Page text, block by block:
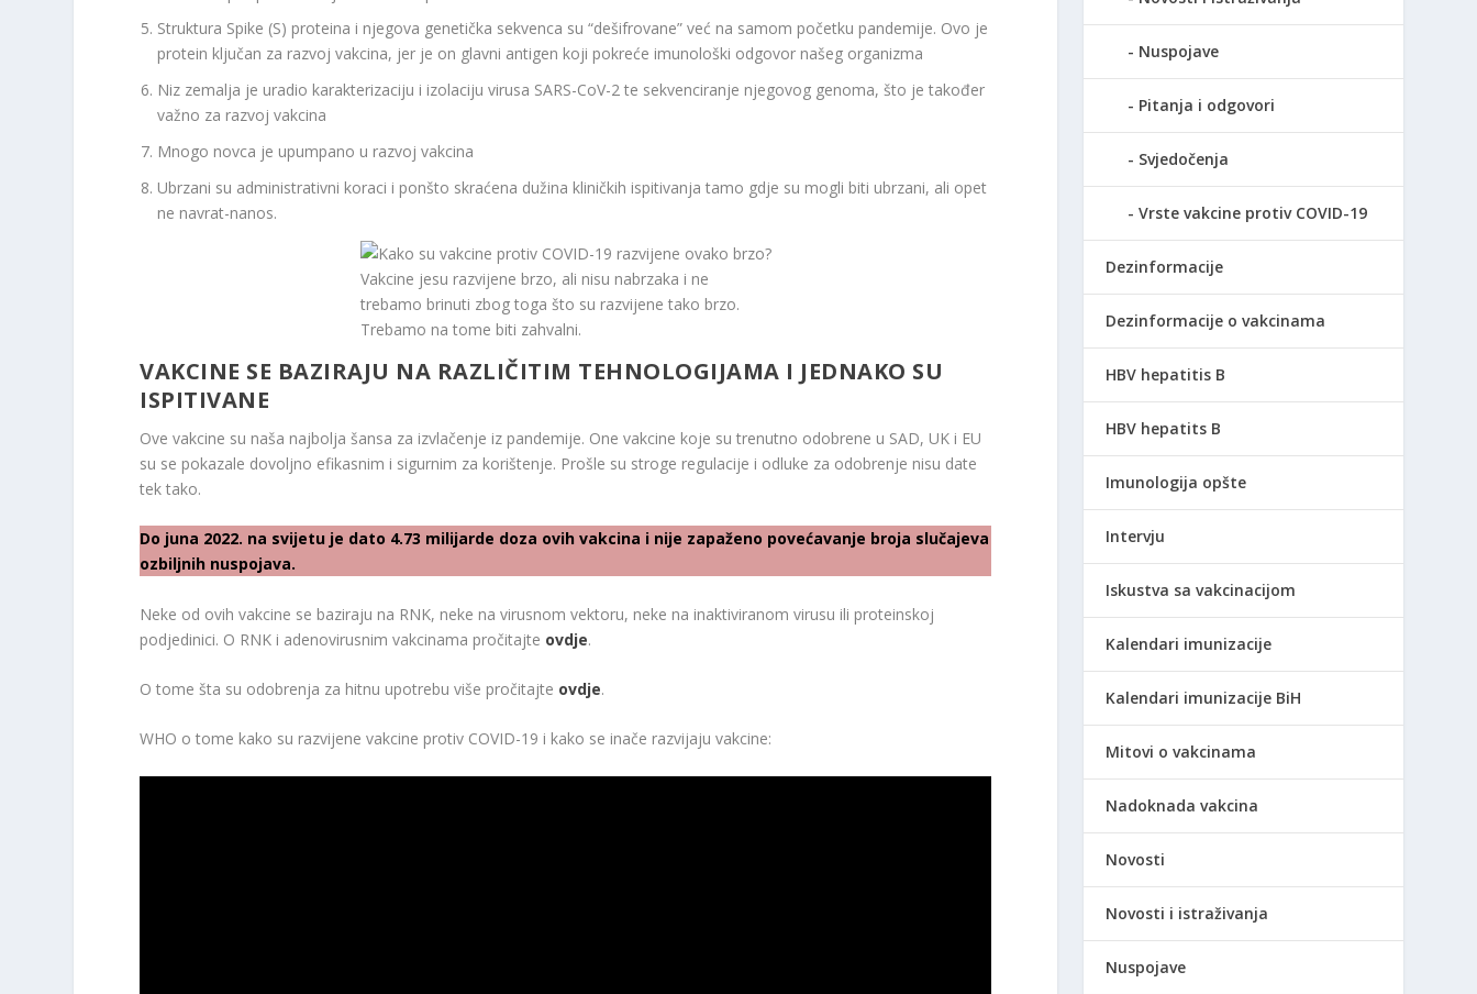
Struktura Spike (S) proteina i njegova genetička sekvenca su “dešifrovane” već na samom početku pandemije. Ovo je
protein ključan za razvoj vakcina, jer je on glavni antigen koji pokreće imunološki odgovor našeg organizma
Niz zemalja je uradio karakterizaciju i izolaciju virusa SARS-CoV-2 te sekvenciranje njegovog genoma, što je također
važno za razvoj vakcina
Mnogo novca je upumpano u razvoj vakcina
Ubrzani su administrativni koraci i ponšto skraćena dužina kliničkih ispitivanja tamo gdje su mogli biti ubrzani, ali opet
ne navrat-nanos.
Vakcine jesu razvijene brzo, ali nisu nabrzaka i ne
trebamo brinuti zbog toga što su razvijene tako brzo.
Trebamo na tome biti zahvalni.
VAKCINE SE BAZIRAJU NA RAZLIČITIM TEHNOLOGIJAMA I JEDNAKO SU
ISPITIVANE
Ove vakcine su naša najbolja šansa za izvlačenje iz pandemije. One vakcine koje su trenutno odobrene u SAD, UK i EU
su se pokazale dovoljno efikasnim i sigurnim za korištenje. Prošle su stroge regulacije i odluke za odobrenje nisu date
tek tako.
Do juna 2022. na svijetu je dato 4.73 milijarde doza ovih vakcina i nije zapaženo povećavanje broja slučajeva
ozbiljnih nuspojava.
Neke od ovih vakcine se baziraju na RNK, neke na virusnom vektoru, neke na inaktiviranom virusu ili proteinskoj
podjedinici. O RNK i adenovirusnim vakcinama pročitajte ovdje.
O tome šta su odobrenja za hitnu upotrebu više pročitajte ovdje.
WHO o tome kako su razvijene vakcine protiv COVID-19 i kako se inače razvijaju vakcine:
Nuspojave
Pitanja i odgovori
Svjedočenja
Vrste vakcine protiv COVID-19
Dezinformacije
Dezinformacije o vakcinama
HBV hepatitis B
HBV hepatits B
Imunologija opšte
Intervju
Iskustva sa vakcinacijom
Kalendari imunizacije
Kalendari imunizacije BiH
Mitovi o vakcinama
Nadoknada vakcina
Novosti
Novosti i istraživanja
Nuspojave